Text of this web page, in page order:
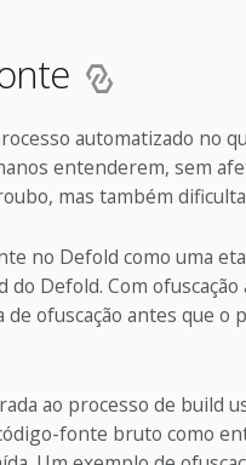
automatizado no
entenderem, sem
mas também
no Defold como uma
Defold. Com
ofuscação antes que o
ao processo de build
fonte bruto como